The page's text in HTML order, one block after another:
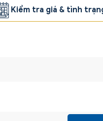
Kiểm tra giá & tình